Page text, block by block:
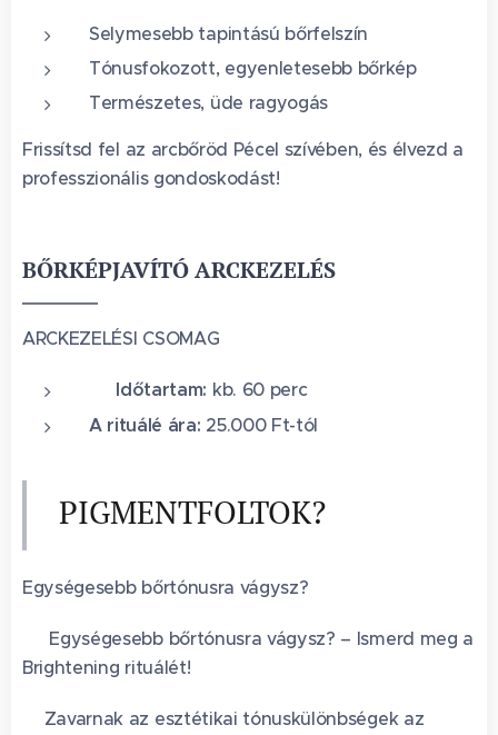
Selymesebb tapintású bőrfelszín
Tónusfokozott, egyenletesebb bőrkép
Természetes, üde ragyogás
Frissítsd fel az arcbőröd Pécel szívében, és élvezd a
professzionális gondoskodást!
BŐRKÉPJAVÍTÓ ARCKEZELÉS
ARCKEZELÉSI CSOMAG
🕐 Időtartam: kb. 60 perc
A rituálé ára: 25.000 Ft-tól
PIGMENTFOLTOK?
Egységesebb bőrtónusra vágysz?
✨ Egységesebb bőrtónusra vágysz? – Ismerd meg a
Brightening rituálét!
✨Zavarnak az esztétikai tónuskülönbségek az